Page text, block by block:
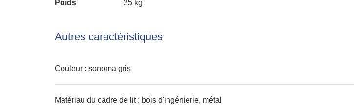
Poids 25 kg
Autres caractéristiques
Couleur : sonoma gris
Matériau du cadre de lit : bois d'ingénierie, métal